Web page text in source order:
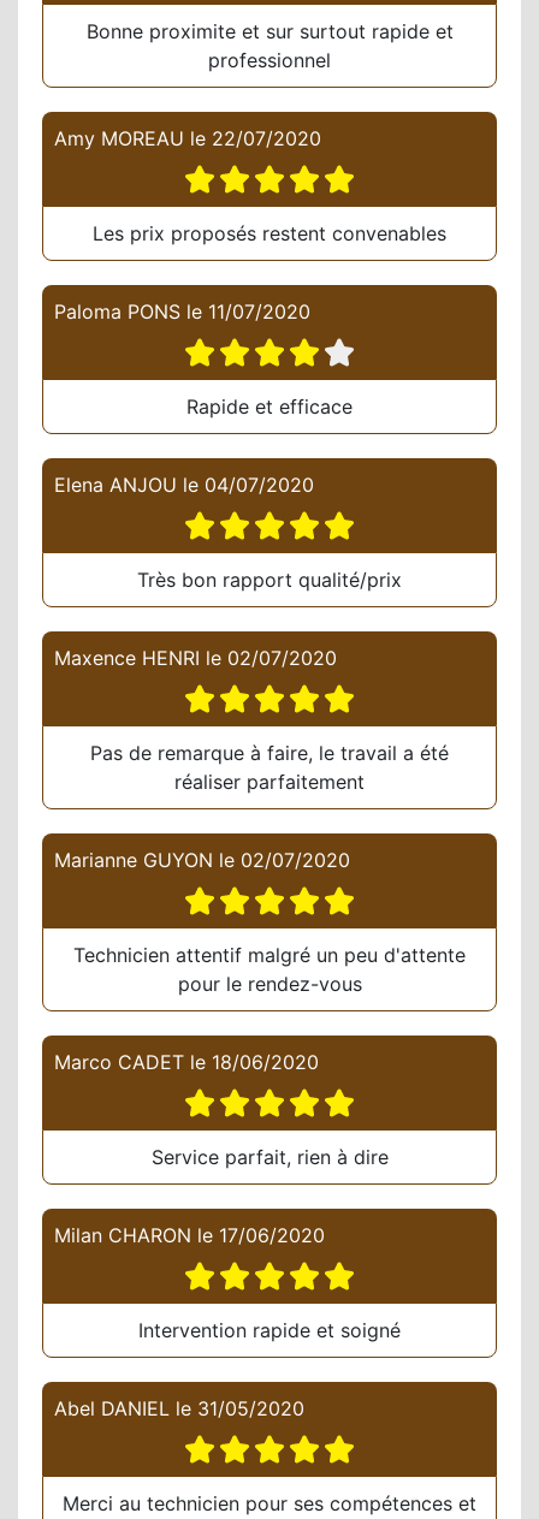
Bonne proximite et sur surtout rapide et
professionnel
Amy MOREAU le 22/07/2020
Les prix proposés restent convenables
Paloma PONS le 11/07/2020
Rapide et efficace
Elena ANJOU le 04/07/2020
Très bon rapport qualité/prix
Maxence HENRI le 02/07/2020
Pas de remarque à faire, le travail a été
réaliser parfaitement
Marianne GUYON le 02/07/2020
Technicien attentif malgré un peu d'attente
pour le rendez-vous
Marco CADET le 18/06/2020
Service parfait, rien à dire
Milan CHARON le 17/06/2020
Intervention rapide et soigné
Abel DANIEL le 31/05/2020
Merci au technicien pour ses compétences et